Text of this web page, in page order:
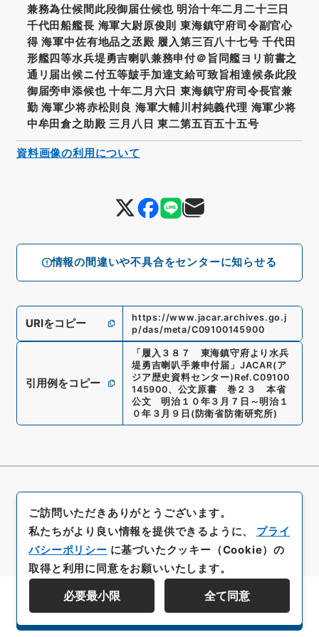
情報の間違いや不具合をセンターに知らせる
兼務為仕候間此段御届仕候也 明治十年二月二十三日
千代田船艦長 海軍大尉原俊則 東海鎮守府司令副官心
得 海軍中佐有地品之丞殿 履入第三百八十七号 千代田
形艦四等水兵堤勇吉喇叭兼務申付＠旨同艦ヨリ前書之
通リ届出候ニ付五等皷手加達支給可致旨相達候条此段
御届旁申添候也 十年二月六日 東海鎮守府司令長官兼
勤 海軍少将赤松則良 海軍大輔川村純義代理 海軍少将
中牟田倉之助殿 三月八日 東二第五百五十五号
URIをコピー
https://www.jacar.archives.go.j
p/das/meta/C09100145900
引用例をコピー
「 履入３８７ 東海鎮守府より水兵
堤勇吉喇叭手兼申付届 」 JACAR(ア
ジア歴史資料センター) Ref.C09100
145900、 公文原書 巻２３ 本省
公文 明治１０年３月７日～明治１
０年３月９日 ( 防衛省防衛研究所)
資料画像の利用について
資料群階層を表示する
ご訪問いただきありがとうございます。
私たちがより良い情報を提供できるように、 プライ
バシーポリシー に基づいたクッキー（Cookie）の
取得と利用に同意をお願いいたします。
必要最小限 全て同意